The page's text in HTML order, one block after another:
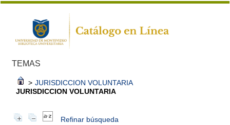
TEMAS
> JURISDICCION VOLUNTARIA
JURISDICCION VOLUNTARIA
Refinar búsqueda